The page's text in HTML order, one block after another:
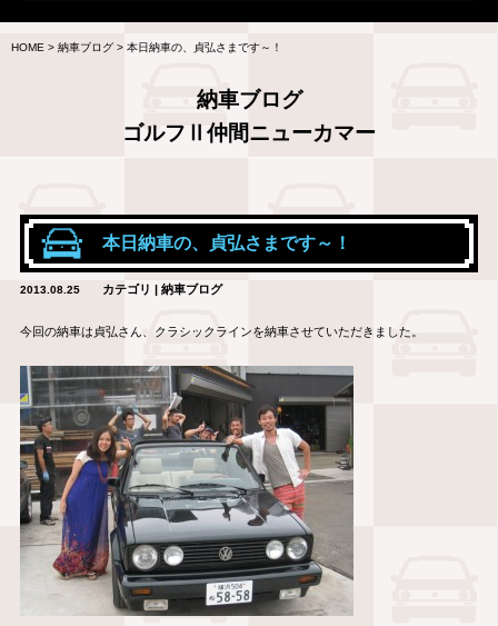
HOME > 納車ブログ > 本日納車の、貞弘さまです～！
納車ブログ
ゴルフⅡ仲間ニューカマー
本日納車の、貞弘さまです～！
2013.08.25 カテゴリ | 納車ブログ
今回の納車は貞弘さん、クラシックラインを納車させていただきました。